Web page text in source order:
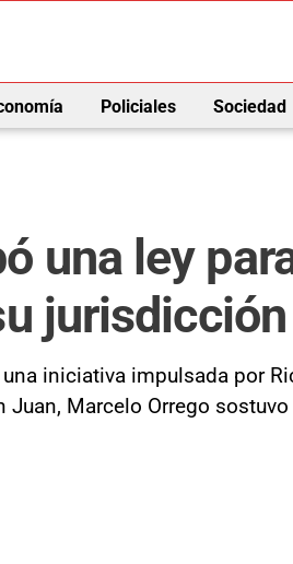
Policiales Sociedad
una ley
jurisdicción
iniciativa impulsada por
Juan, Marcelo Orrego